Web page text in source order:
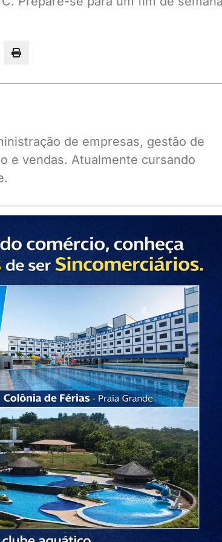
de empresas, gestão de
e vendas. Atualmente cursando